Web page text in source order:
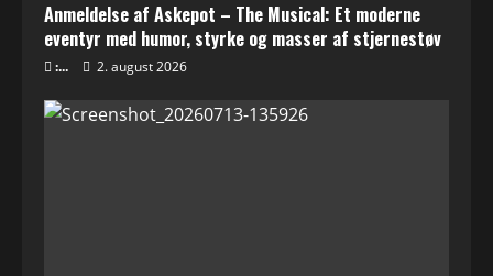
Anmeldelse af Askepot – The Musical: Et moderne
eventyr med humor, styrke og masser af stjernestøv
:... 2. august 2026